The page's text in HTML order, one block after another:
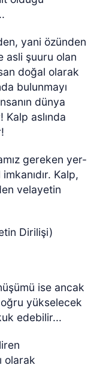
yani özünden
asli şuuru olan
doğal olarak
bulunmayı
dünya
aslında
gereken yer-
Kalp,
velayetin
Dirilişi)
ise ancak
yükselecek
edebilir...
olarak